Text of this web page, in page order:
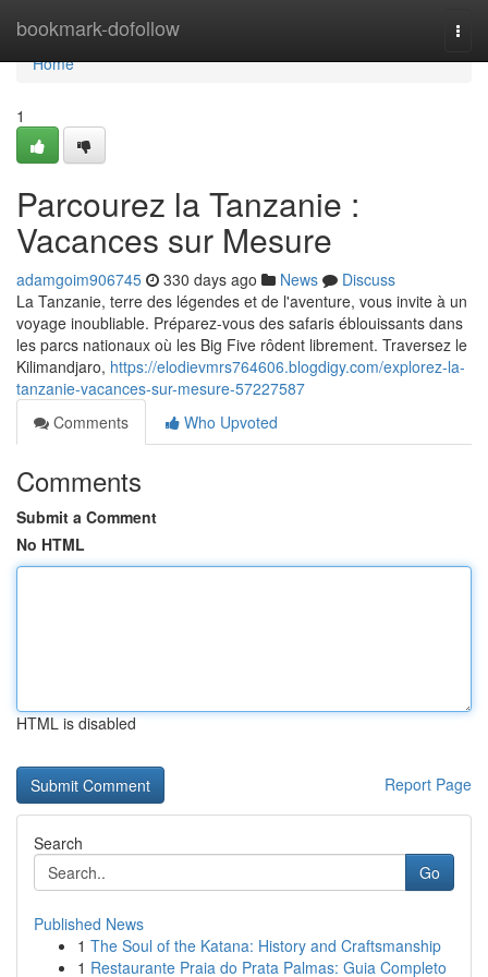
bookmark-dofollow
Home
Home
1
Parcourez la Tanzanie :
Vacances sur Mesure
adamgoim906745 330 days ago News
Discuss
La Tanzanie, terre des légendes et de l'aventure, vous invite à un
voyage inoubliable. Préparez-vous des safaris éblouissants dans
les parcs nationaux où les Big Five rôdent librement. Traversez le
Kilimandjaro, https://elodievmrs764606.blogdigy.com/explorez-la-
tanzanie-vacances-sur-mesure-57227587
Comments
Who Upvoted
Comments
Submit a Comment
No HTML
HTML is disabled
Report Page
Search
Go
Published News
1 The Soul of the Katana: History and Craftsmanship
1 Restaurante Praia do Prata Palmas: Guia Completo